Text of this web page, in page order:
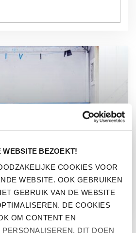
WEBSITE BEZOEKT!
COOKIES VOOR
WEBSITE. OOK GEBRUIKEN
GEBRUIK VAN DE WEBSITE
DE COOKIES
OM CONTENT EN
DIT DOEN
TE HOGE HYPOTHEEKLASTEN NA